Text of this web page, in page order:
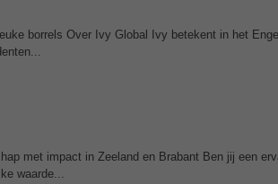
borrels Over Ivy Global Ivy betekent in het
met impact in Zeeland en Brabant Ben jij een
waarde...